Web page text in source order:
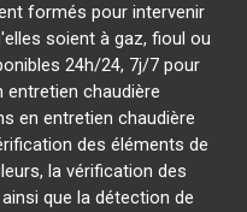
formés pour intervenir
soient à gaz, fioul ou
24h/24, 7j/7 pour
entretien chaudière
en entretien chaudière
des éléments de
la vérification des
que la détection de